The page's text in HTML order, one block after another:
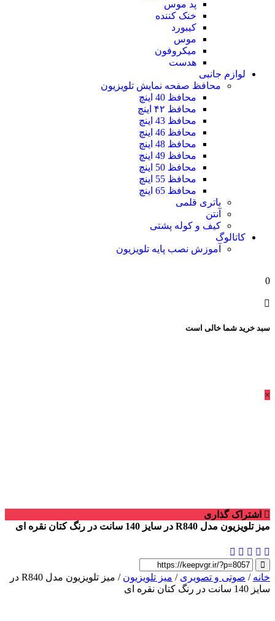
پد موس
خنک کننده
کیبورد
موس
میکروفون
هدست
لوازم جانبی
محافظ صفحه نمایش تلویزیون
محافظ 40 اینچ
محافظ ۴۲ اینچ
محافظ 43 اینچ
محافظ 46 اینچ
محافظ 48 اینچ
محافظ 49 اینچ
محافظ 50 اینچ
محافظ 55 اینچ
محافظ 65 اینچ
باتری قلمی
آنتن
کیف و کوله پشتی
کاتالوگ
آموزش نصب پایه تلویزیون
0
سبد خرید شما خالی است
×
اشتراک گذاری
میز تلویزیون مدل R840 در سایز 140 سانت در رنگ کتان نقره ای
خانه / صوتی و تصویری / میز تلویزیون
/ میز تلویزیون مدل R840 در
سایز 140 سانت در رنگ کتان نقره ای